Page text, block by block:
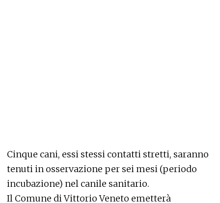
Cinque cani, essi stessi contatti stretti, saranno
tenuti in osservazione per sei mesi (periodo
incubazione) nel canile sanitario.
Il Comune di Vittorio Veneto emetterà